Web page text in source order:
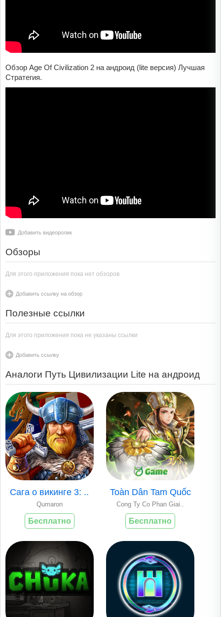
Обзор Age Of Civilization 2 на андроид (lite версия) Лучшая
Стратегия.
Добавить видеоролик
Обзоры
Для этого приложения пока нет обзоров
Добавить ссылку на обзор
Полезные ссылки
Для этого приложения пока не указаны ссылки
Добавить ссылку
Аналоги Путь Цивилизации Lite на андроид
Сага о викинге 3: ..
Qumaron
Бесплатно
Toàn Dân Tam Quốc
Cong Ty Co Phan Giai..
Бесплатно